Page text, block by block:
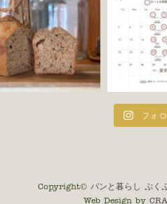
フォ
Copyright© パンと暮らし ぷく
Web Design by